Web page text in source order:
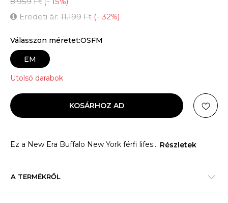
Eredeti ár: 11.199 Ft (- 32%)
Válasszon méretet:OSFM
EM
Utolsó darabok
KOSÁRHOZ AD
Ez a New Era Buffalo New York férfi lifes... Részletek
A TERMÉKRŐL